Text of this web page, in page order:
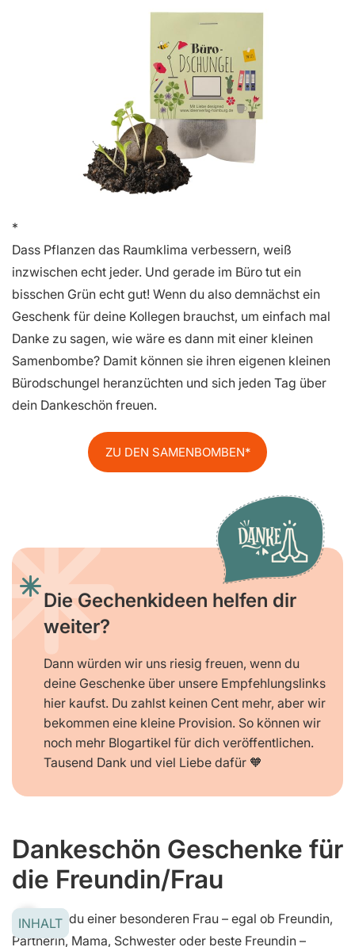
Dass Pflanzen das Raumklima verbessern, weiß
inzwischen echt jeder. Und gerade im Büro tut ein
bisschen Grün echt gut! Wenn du also demnächst ein
Geschenk für deine Kollegen brauchst, um einfach mal
Danke zu sagen, wie wäre es dann mit einer kleinen
Samenbombe? Damit können sie ihren eigenen kleinen
Bürodschungel heranzüchten und sich jeden Tag über
dein Dankeschön freuen.
ZU DEN SAMENBOMBEN
Die Gechenkideen helfen dir
weiter?
Dann würden wir uns riesig freuen, wenn du
deine Geschenke über unsere Empfehlungslinks
hier kaufst. Du zahlst keinen Cent mehr, aber wir
bekommen eine kleine Provision. So können wir
noch mehr Blogartikel für dich veröffentlichen.
Tausend Dank und viel Liebe dafür 🧡
Dankeschön Geschenke für
die Freundin/Frau
Möchtest du einer besonderen Frau – egal ob Freundin,
Partnerin, Mama, Schwester oder beste Freundin –
INHALT